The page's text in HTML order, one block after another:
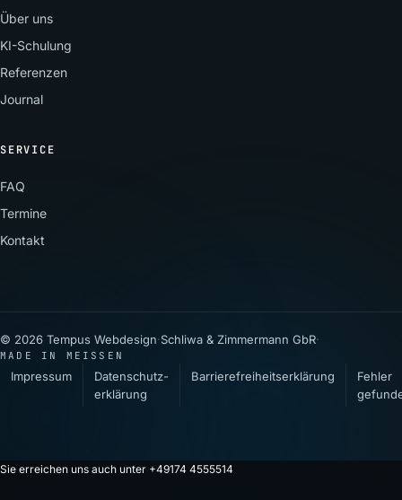
Über uns
KI-Schulung
Referenzen
Journal
SERVICE
FAQ
Termine
Kontakt
© 2026 Tempus Webdesign·Schliwa & Zimmermann GbR·
MADE IN MEISSEN
Impressum
Datenschutz­
erklärung
Barrierefreiheitserklärung
Fehler
Sie erreichen uns auch unter +49174 4555514